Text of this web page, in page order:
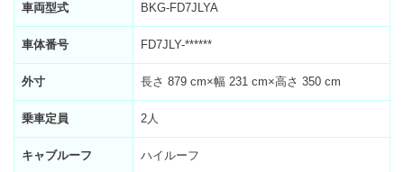
車両型式 BKG-FD7JLYA
車体番号 FD7JLY-******
外寸 長さ 879 cm×幅 231 cm×高さ 350 cm
乗車定員 2人
キャブルーフ ハイルーフ